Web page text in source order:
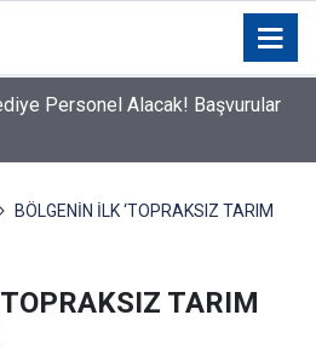
Uyarı: 11.00-16.00 Saatleri
BÖLGENİN İLK ‘TOPRAKSIZ TARIM
TARIM